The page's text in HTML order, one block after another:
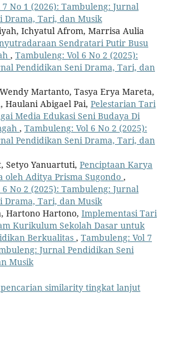
No 1 (2026): Tambuleng: Jurnal
Drama, Tari, dan Musik
Ichyatul Afrom, Marrisa Aulia
Sendratari Putir Busu
, Tambuleng: Vol 6 No 2 (2025):
Pendidikan Seni Drama, Tari, dan
Martanto, Tasya Erya Mareta,
Haulani Abigael Pai, Pelestarian Tari
Media Edukasi Seni Budaya Di
, Tambuleng: Vol 6 No 2 (2025):
Pendidikan Seni Drama, Tari, dan
Setyo Yanuartuti, Penciptaan Karya
oleh Aditya Prisma Sugondo ,
No 2 (2025): Tambuleng: Jurnal
Drama, Tari, dan Musik
Hartono Hartono, Implementasi Tari
Kurikulum Sekolah Dasar untuk
Berkualitas , Tambuleng: Vol 7
Jurnal Pendidikan Seni
Musik
similarity tingkat lanjut